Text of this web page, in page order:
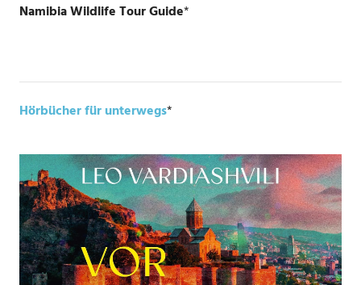
Namibia Wildlife Tour Guide*
Hörbücher für unterwegs*